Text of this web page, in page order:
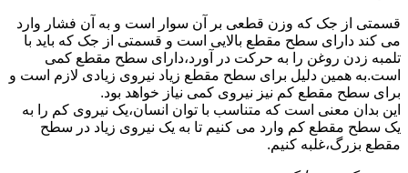
قسمتی از جک که وزن قطعی بر آن سوار است و به آن فشار وارد
می کند دارای سطح مقطع بالایی است و قسمتی از جک که باید با
تلمبه زدن روغن را به حرکت در آورد،دارای سطح مقطع کمی
است.به همین دلیل برای سطح مقطع زیاد نیروی زیادی لازم است و
برای سطح مقطع کم نیز نیروی کمی نیاز خواهد بود.
این بدان معنی است که متناسب با توان انسان،یک نیروی کم را به
یک سطح مقطع کم وارد می کنیم تا به یک نیروی زیاد در سطح
مقطع بزرگ،غلبه کنیم.